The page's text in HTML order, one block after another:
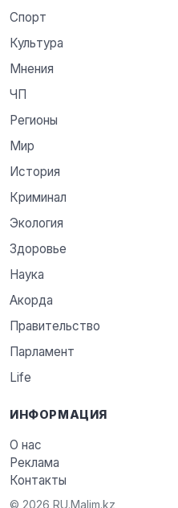
Спорт
Культура
Мнения
ЧП
Регионы
Мир
История
Криминал
Экология
Здоровье
Наука
Акорда
Правительство
Парламент
Life
ИНФОРМАЦИЯ
О нас
Реклама
Контакты
© 2026 RU.Malim.kz